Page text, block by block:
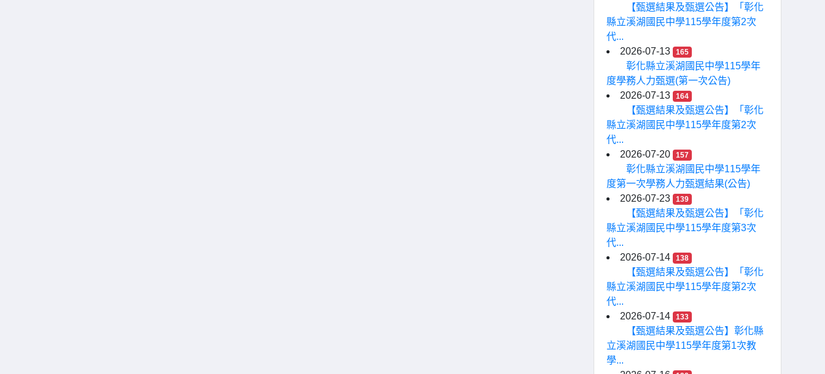
【甄選結果及甄選公告】「彰化
縣立溪湖國民中學115學年度第2次
代...
2026-07-13
165
彰化縣立溪湖國民中學115學年
度學務人力甄選(第一次公告)
2026-07-13
164
【甄選結果及甄選公告】「彰化
縣立溪湖國民中學115學年度第2次
代...
2026-07-20
157
彰化縣立溪湖國民中學115學年
度第一次學務人力甄選結果(公告)
2026-07-23
139
【甄選結果及甄選公告】「彰化
縣立溪湖國民中學115學年度第3次
代...
2026-07-14
138
【甄選結果及甄選公告】「彰化
縣立溪湖國民中學115學年度第2次
代...
2026-07-14
133
【甄選結果及甄選公告】彰化縣
立溪湖國民中學115學年度第1次教
學...